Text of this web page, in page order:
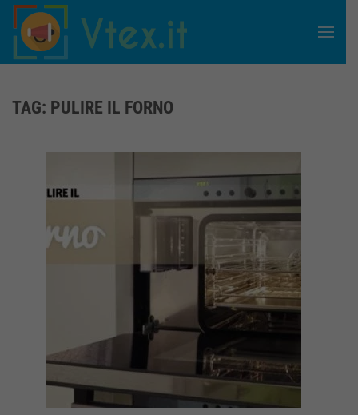
Skip to main content
TAG: PULIRE IL FORNO